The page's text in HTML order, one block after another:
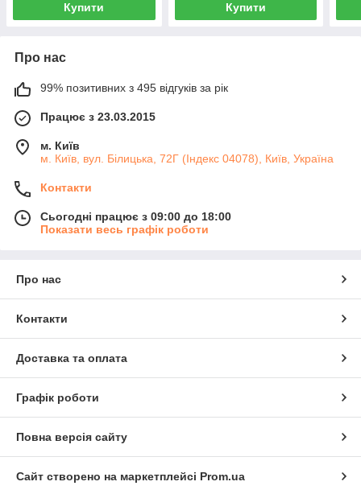
Купити Купити
Про нас
99% позитивних з 495 відгуків за рік
Працює з 23.03.2015
м. Київ
м. Київ, вул. Білицька, 72Г (Індекс 04078), Київ, Україна
Контакти
Сьогодні працює з 09:00 до 18:00
Показати весь графік роботи
Про нас
Контакти
Доставка та оплата
Графік роботи
Повна версія сайту
Сайт створено на маркетплейсі Prom.ua